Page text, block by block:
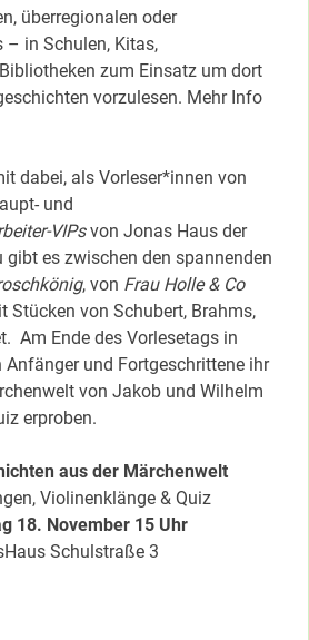
überregionalen oder
– in Schulen, Kitas,
zum Einsatz um dort
vorzulesen. Mehr Info
dabei, als Vorleser*innen von
und
VIPsvon Jonas Haus der
es zwischen den spannenden
, von Frau Holle & Co
Stücken von Schubert, Brahms,
Am Ende des Vorlesetags in
und Fortgeschrittene ihr
von Jakob und Wilhelm
erproben.
aus der Märchenwelt
Violinenklänge & Quiz
18. November 15 Uhr
Schulstraße 3